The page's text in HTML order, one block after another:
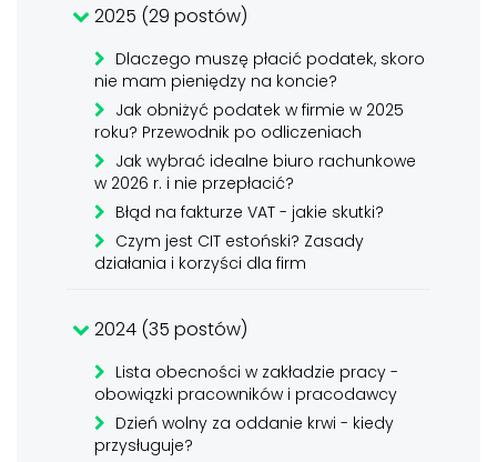
2025 (29 postów)
Dlaczego muszę płacić podatek, skoro
nie mam pieniędzy na koncie?
Jak obniżyć podatek w firmie w 2025
roku? Przewodnik po odliczeniach
Jak wybrać idealne biuro rachunkowe
w 2026 r. i nie przepłacić?
Błąd na fakturze VAT - jakie skutki?
Czym jest CIT estoński? Zasady
działania i korzyści dla firm
2024 (35 postów)
Lista obecności w zakładzie pracy -
obowiązki pracowników i pracodawcy
Dzień wolny za oddanie krwi - kiedy
przysługuje?